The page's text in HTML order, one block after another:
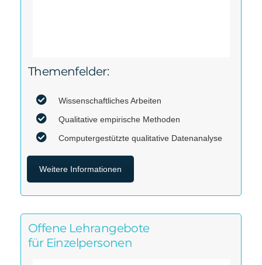
Themenfelder:
Wissenschaftliches Arbeiten
Qualitative empirische Methoden
Computergestützte qualitative Datenanalyse
Weitere Informationen
Offene Lehrangebote
für Einzelpersonen